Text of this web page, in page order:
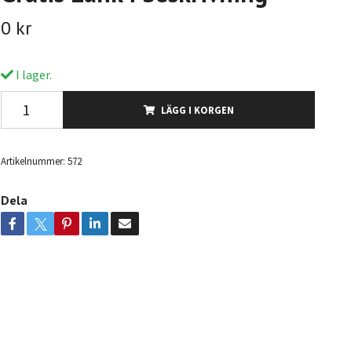
0 kr
I lager.
LÄGG I KORGEN
Artikelnummer: 572
Dela